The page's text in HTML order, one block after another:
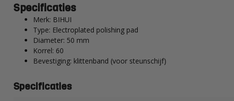
Specificaties
Merk: BIHUI
Type: Electroplated polishing pad
Diameter: 50 mm
Korrel: 60
Bevestiging: klittenband (voor steunschijf)
Specificaties